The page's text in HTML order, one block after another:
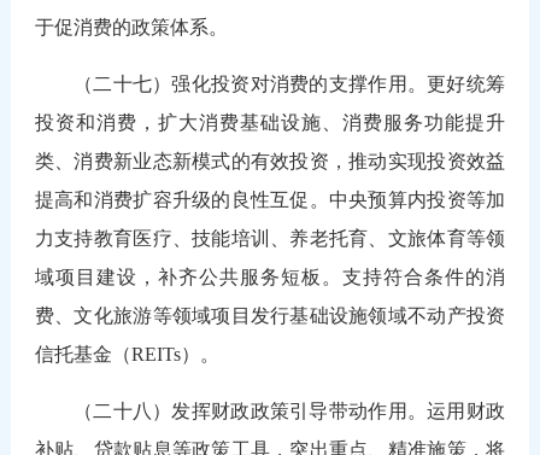
于促消费的政策体系。
（二十七）强化投资对消费的支撑作用。更好统筹
投资和消费，扩大消费基础设施、消费服务功能提升
类、消费新业态新模式的有效投资，推动实现投资效益
提高和消费扩容升级的良性互促。中央预算内投资等加
力支持教育医疗、技能培训、养老托育、文旅体育等领
域项目建设，补齐公共服务短板。支持符合条件的消
费、文化旅游等领域项目发行基础设施领域不动产投资
信托基金（REITs）。
（二十八）发挥财政政策引导带动作用。运用财政
补贴、贷款贴息等政策工具，突出重点、精准施策，将